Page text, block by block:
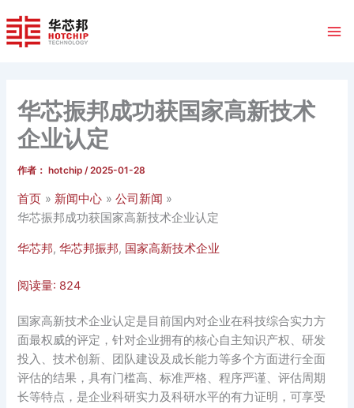
至
内
华芯振邦成功获国家高新技术
企业认定
作者： hotchip/2025-01-28
首页 新闻中心
公司新闻
华芯振邦成功获国家高新技术企业认定
华芯邦,华芯邦振邦, 国家高新技术企业
阅读量: 824
国家高新技术企业认定是目前国内对企业在科技综合实力方
面最权威的评定，针对企业拥有的核心自主知识产权、研发
投入、技术创新、团队建设及成长能力等多个方面进行全面
评估的结果，具有门槛高、标准严格、程序严谨、评估周期
长等特点，是企业科研实力及科研水平的有力证明，可享受